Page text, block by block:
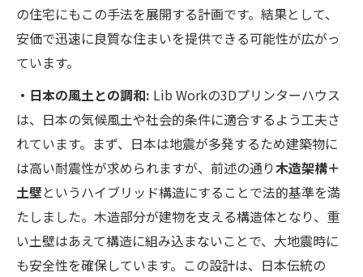
の住宅にもこの手法を展開する計画です。結果として、
安価で迅速に良質な住まいを提供できる可能性が広がっ
ています。
・日本の風土との調和: Lib Workの3Dプリンターハウス
は、日本の気候風土や社会的条件に適合するよう工夫さ
れています。まず、日本は地震が多発するため建築物に
は高い耐震性が求められますが、前述の通り木造架構＋
土壁というハイブリッド構造にすることで法的基準を満
たしました​。木造部分が建物を支える構造体となり、重
い土壁はあえて構造に組み込まないことで、大地震時に
も安全性を確保しています。この設計は、日本伝統の